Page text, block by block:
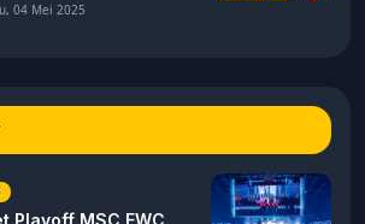
04 Mei 2025
Playoff MSC EWC